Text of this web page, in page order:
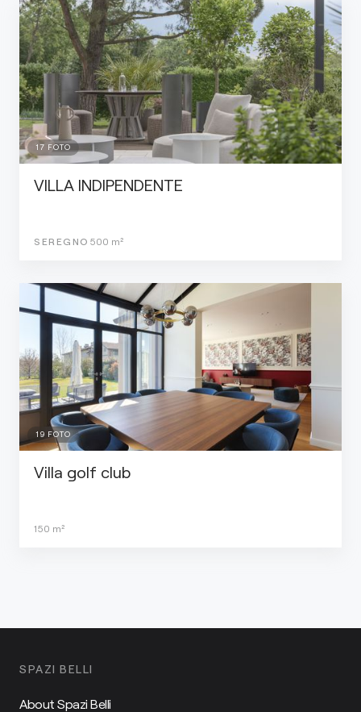
17 FOTO
VILLA INDIPENDENTE
SEREGNO 500 m²
19 FOTO
Villa golf club
150 m²
SPAZI BELLI
About Spazi Belli